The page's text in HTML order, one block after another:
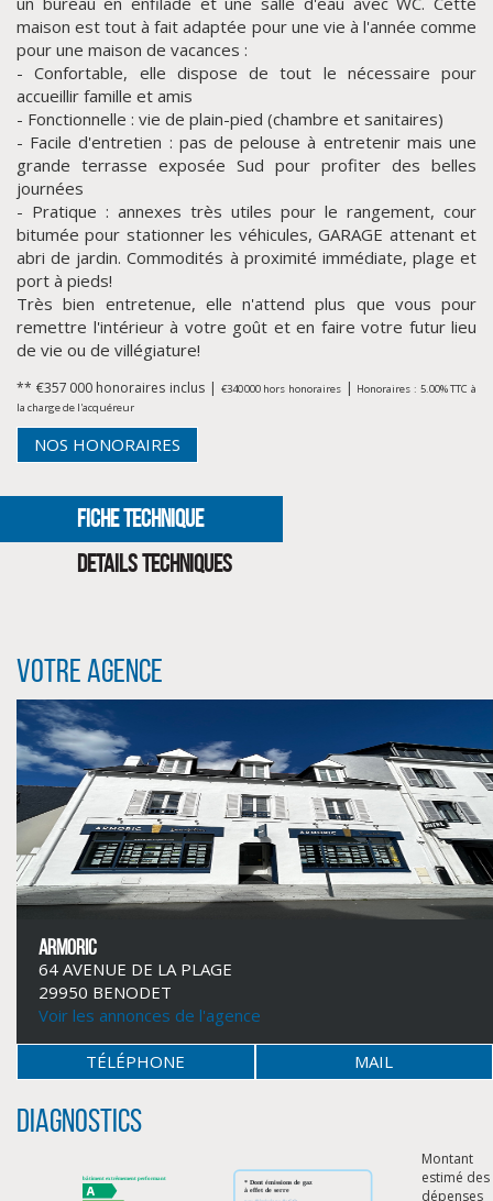
CLIQUER ICI POUR AGRANDIR
CLIQUER ICI POUR AGRANDIR
maison est tout à fait adaptée pour une vie à l'année comme
pour une maison de vacances :
- Confortable, elle dispose de tout le nécessaire pour
accueillir famille et amis
- Fonctionnelle : vie de plain-pied (chambre et sanitaires)
- Facile d'entretien : pas de pelouse à entretenir mais une
grande terrasse exposée Sud pour profiter des belles
journées
- Pratique : annexes très utiles pour le rangement, cour
bitumée pour stationner les véhicules, GARAGE attenant et
abri de jardin. Commodités à proximité immédiate, plage et
port à pieds!
Très bien entretenue, elle n'attend plus que vous pour
remettre l'intérieur à votre goût et en faire votre futur lieu
de vie ou de villégiature!
** €357 000 honoraires inclus | €340 000 hors honoraires| Honoraires : 5.00% TTC à
la charge de l'acquéreur
NOS HONORAIRES
FICHE TECHNIQUE
DETAILS TECHNIQUES
Votre agence
ARMORIC
64 AVENUE DE LA PLAGE
29950 BENODET
Voir les annonces de l'agence
TÉLÉPHONE MAIL
Diagnostics
Montant
estimé des
dépenses